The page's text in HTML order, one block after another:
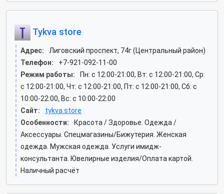
Tykva store
Адрес:
Лиговский проспект, 74г (Центральный район)
Телефон:
+7-921-092-11-00
Режим работы:
Пн: c 12:00-21:00, Вт: c 12:00-21:00, Ср:
c 12:00-21:00, Чт: c 12:00-21:00, Пт: c 12:00-21:00, Сб: c
10:00-22:00, Вс: c 10:00-22:00
Сайт:
tykva.store
Особенности:
Красота / Здоровье. Одежда /
Аксессуары. Спецмагазины/Бижутерия. Женская
одежда. Мужская одежда. Услуги имидж-
консультанта. Ювелирные изделия/Оплата картой.
Наличный расчёт